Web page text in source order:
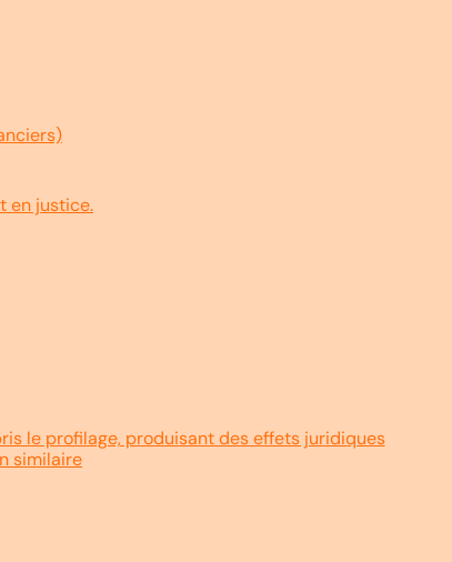
en justice.
le profilage, produisant des effets juridiques
similaire